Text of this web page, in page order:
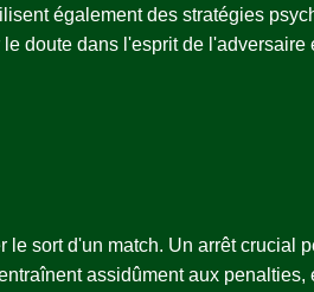
également des stratégies
doute dans l'esprit de l'adversaire
sort d'un match. Un arrêt crucial
assidûment aux